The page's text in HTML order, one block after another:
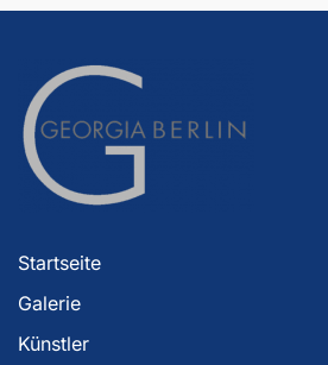
Startseite
Galerie
Künstler